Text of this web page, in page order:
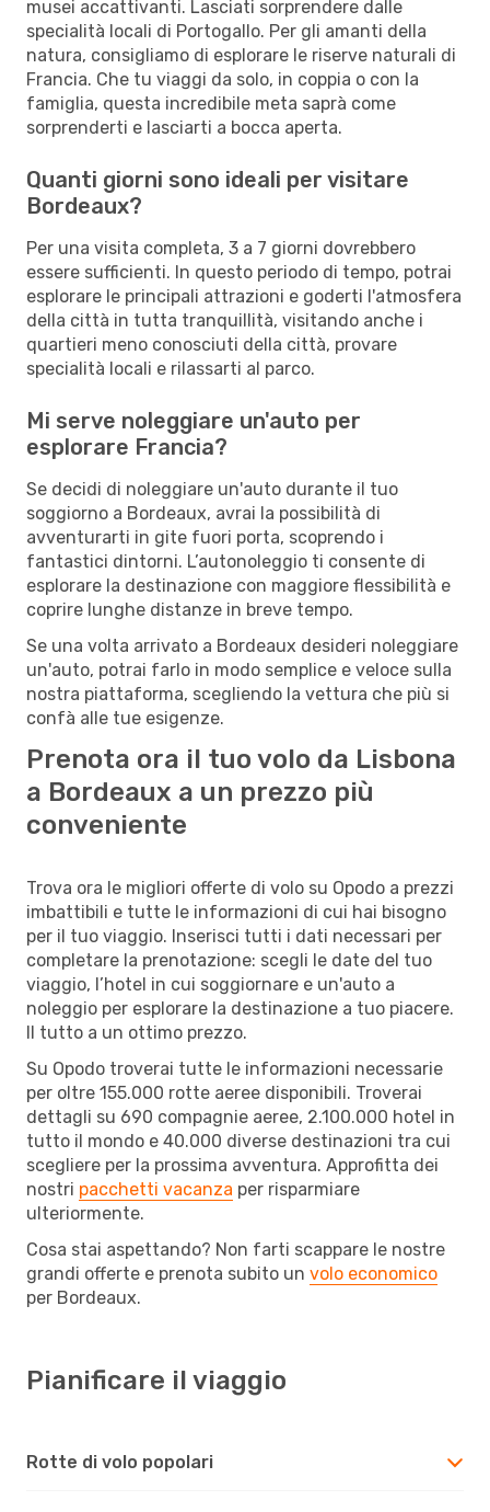
musei accattivanti. Lasciati sorprendere dalle
specialità locali di Portogallo. Per gli amanti della
natura, consigliamo di esplorare le riserve naturali di
Francia. Che tu viaggi da solo, in coppia o con la
famiglia, questa incredibile meta saprà come
sorprenderti e lasciarti a bocca aperta.
Quanti giorni sono ideali per visitare
Bordeaux?
Per una visita completa, 3 a 7 giorni dovrebbero
essere sufficienti. In questo periodo di tempo, potrai
esplorare le principali attrazioni e goderti l'atmosfera
della città in tutta tranquillità, visitando anche i
quartieri meno conosciuti della città, provare
specialità locali e rilassarti al parco.
Mi serve noleggiare un'auto per
esplorare Francia?
Se decidi di noleggiare un'auto durante il tuo
soggiorno a Bordeaux, avrai la possibilità di
avventurarti in gite fuori porta, scoprendo i
fantastici dintorni. L’autonoleggio ti consente di
esplorare la destinazione con maggiore flessibilità e
coprire lunghe distanze in breve tempo.
Se una volta arrivato a Bordeaux desideri noleggiare
un'auto, potrai farlo in modo semplice e veloce sulla
nostra piattaforma, scegliendo la vettura che più si
confà alle tue esigenze.
Prenota ora il tuo volo da Lisbona
a Bordeaux a un prezzo più
conveniente
Trova ora le migliori offerte di volo su Opodo a prezzi
imbattibili e tutte le informazioni di cui hai bisogno
per il tuo viaggio. Inserisci tutti i dati necessari per
completare la prenotazione: scegli le date del tuo
viaggio, l’hotel in cui soggiornare e un'auto a
noleggio per esplorare la destinazione a tuo piacere.
Il tutto a un ottimo prezzo.
Su Opodo troverai tutte le informazioni necessarie
per oltre 155.000 rotte aeree disponibili. Troverai
dettagli su 690 compagnie aeree, 2.100.000 hotel in
tutto il mondo e 40.000 diverse destinazioni tra cui
scegliere per la prossima avventura. Approfitta dei
nostri pacchetti vacanza per risparmiare
ulteriormente.
Cosa stai aspettando? Non farti scappare le nostre
grandi offerte e prenota subito un volo economico
per Bordeaux.
Pianificare il viaggio
Rotte di volo popolari